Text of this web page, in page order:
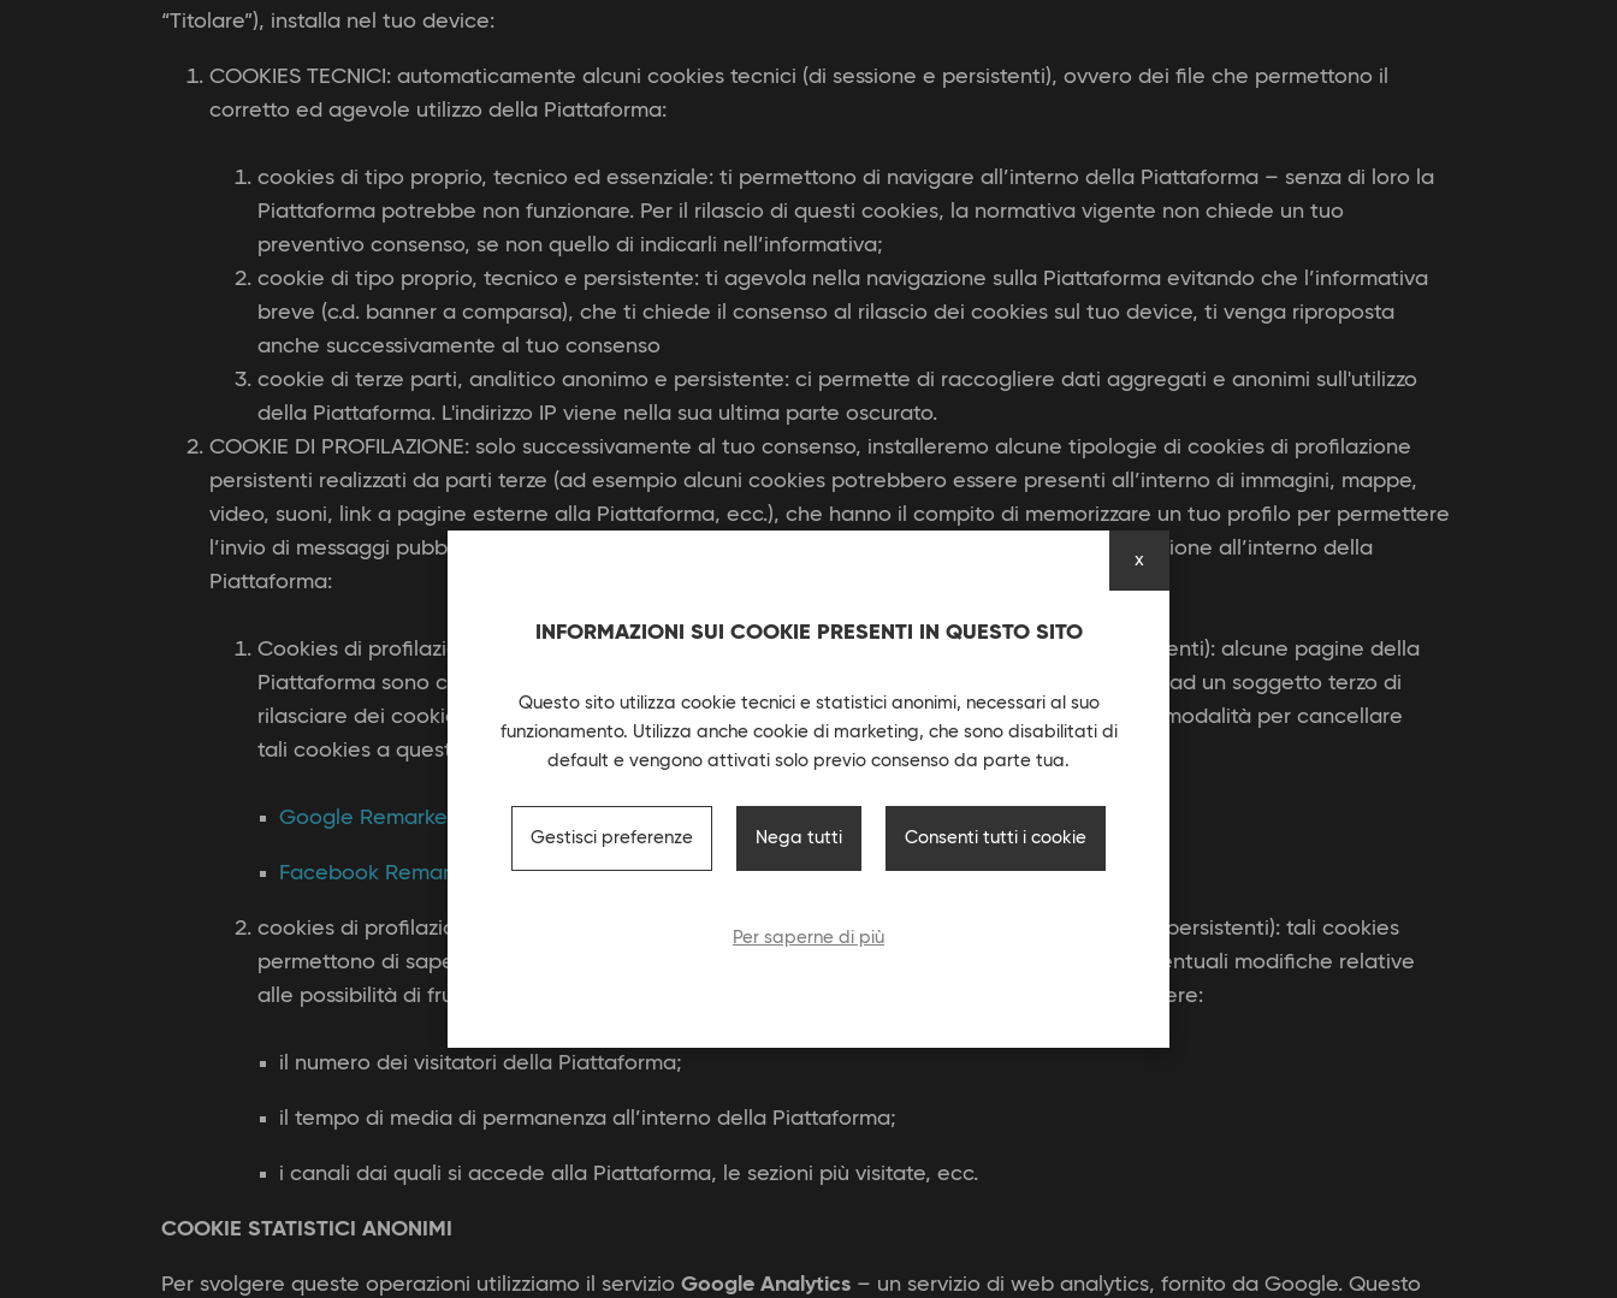
“Titolare”), installa nel tuo device:
COOKIES TECNICI: automaticamente alcuni cookies tecnici (di sessione e persistenti), ovvero dei file che permettono il
corretto ed agevole utilizzo della Piattaforma:
cookies di tipo proprio, tecnico ed essenziale: ti permettono di navigare all’interno della Piattaforma – senza di loro la
Piattaforma potrebbe non funzionare. Per il rilascio di questi cookies, la normativa vigente non chiede un tuo
preventivo consenso, se non quello di indicarli nell’informativa;
cookie di tipo proprio, tecnico e persistente: ti agevola nella navigazione sulla Piattaforma evitando che l’informativa
breve (c.d. banner a comparsa), che ti chiede il consenso al rilascio dei cookies sul tuo device, ti venga riproposta
anche successivamente al tuo consenso
cookie di terze parti, analitico anonimo e persistente: ci permette di raccogliere dati aggregati e anonimi sull'utilizzo
della Piattaforma. L'indirizzo IP viene nella sua ultima parte oscurato.
COOKIE DI PROFILAZIONE: solo successivamente al tuo consenso, installeremo alcune tipologie di cookies di profilazione
persistenti realizzati da parti terze (ad esempio alcuni cookies potrebbero essere presenti all’interno di immagini, mappe,
video, suoni, link a pagine esterne alla Piattaforma, ecc.), che hanno il compito di memorizzare un tuo profilo per permettere
l’invio di messaggi pubblicitari mirati sulle preferenze che hai manifestato durante la tua navigazione all’interno della
Piattaforma:
Cookies di profilazione realizzati da terze parti e relativi ad altri servizi (di sessione e persistenti): alcune pagine della
Piattaforma sono caratterizzate dalla presenza di alcuni plugin che potrebbero permettere ad un soggetto terzo di
rilasciare dei cookies di profilazione sul tuo device. Puoi trovare le informative privacy e le modalità per cancellare
tali cookies a questi link:
Google Remarketing
Facebook Remarketing
cookies di profilazione realizzati da terze parti e relativi ai servizi di statistica (di sessione e persistenti): tali cookies
permettono di sapere come visiti la Piattaforma e consentono di valutare ed apportare eventuali modifiche relative
alle possibilità di fruizione delle informazioni e dei servizi. Questi cookies consentono di sapere:
il numero dei visitatori della Piattaforma;
il tempo di media di permanenza all’interno della Piattaforma;
i canali dai quali si accede alla Piattaforma, le sezioni più visitate, ecc.
COOKIE STATISTICI ANONIMI
Per svolgere queste operazioni utilizziamo il servizioGoogle Analytics – un servizio di web analytics, fornito da Google. Questo
INFORMAZIONI SUI COOKIE PRESENTI IN QUESTO SITO
Questo sito utilizza cookie tecnici e statistici anonimi, necessari al suo
funzionamento. Utilizza anche cookie di marketing, che sono disabilitati di
default e vengono attivati solo previo consenso da parte tua.
Gestisci preferenze Nega tutti Consenti tutti i cookie
Per saperne di più
x